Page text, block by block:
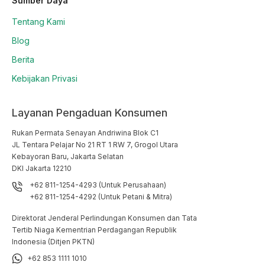
Tentang Kami
Blog
Berita
Kebijakan Privasi
Layanan Pengaduan Konsumen
Rukan Permata Senayan Andriwina Blok C1
JL Tentara Pelajar No 21 RT 1 RW 7, Grogol Utara
Kebayoran Baru, Jakarta Selatan
DKI Jakarta 12210
+62 811-1254-4293 (Untuk Perusahaan)
+62 811-1254-4292 (Untuk Petani & Mitra)
Direktorat Jenderal Perlindungan Konsumen dan Tata
Tertib Niaga Kementrian Perdagangan Republik
Indonesia (Ditjen PKTN)
+62 853 1111 1010